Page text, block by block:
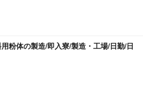
用粉体の製造/即入寮/製造・工場/日勤/日